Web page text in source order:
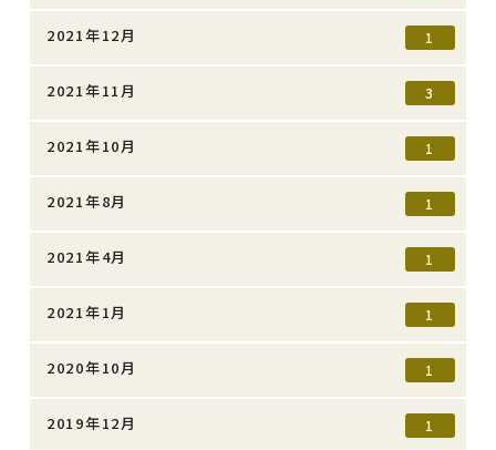
2021年12月 1
2021年11月 3
2021年10月 1
2021年8月 1
2021年4月 1
2021年1月 1
2020年10月 1
2019年12月 1